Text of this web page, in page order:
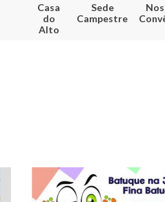
Casa
do
Alto
Sede
Campestre